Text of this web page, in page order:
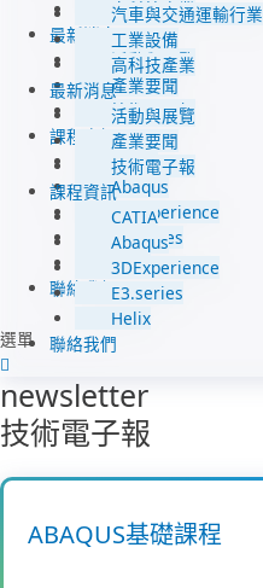
高科技產業
最新消息
活動與展覽
產業要聞
技術電子報
課程資訊
CATIA
Abaqus
3DExperience
E3.series
Helix
聯絡我們
選單
汽車與交通運輸行業
工業設備
高科技產業
最新消息
活動與展覽
產業要聞
技術電子報
課程資訊
CATIA
Abaqus
3DExperience
E3.series
Helix
聯絡我們
newsletter
技術電子報
ABAQUS基礎課程